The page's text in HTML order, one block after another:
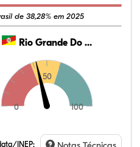
de 38,28% em 2025
Rio Grande Do Sul
0
50
100
INEP;